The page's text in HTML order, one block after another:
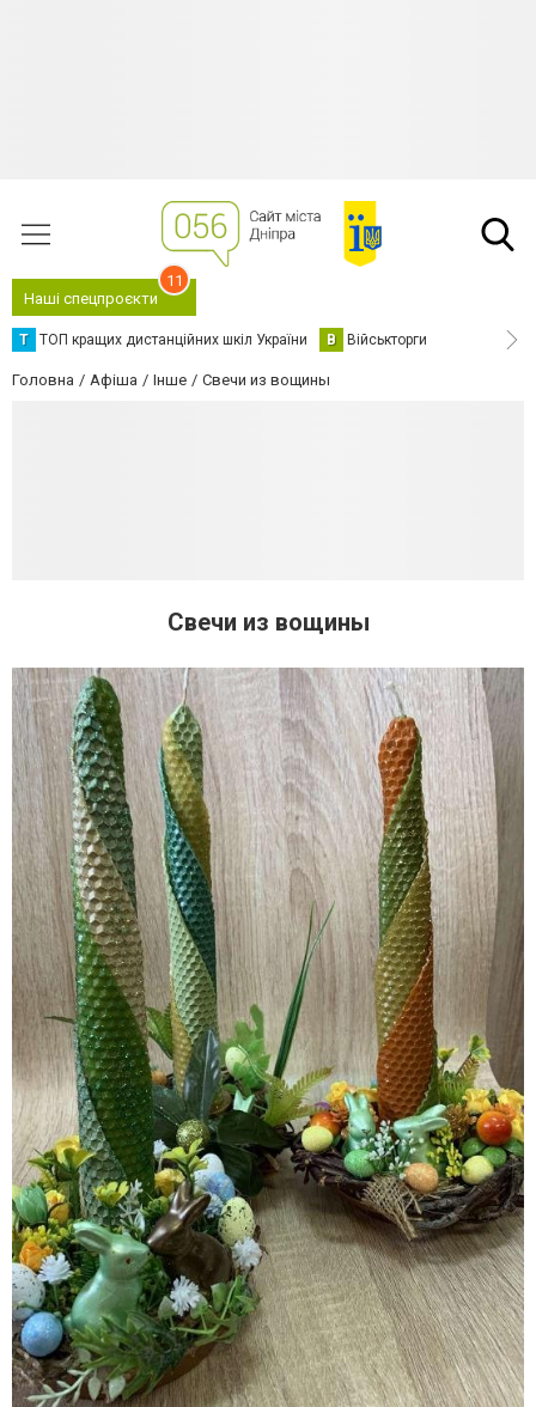
Наші спецпроєкти
11
Т ТОП кращих дистанційних шкіл України В Військторги
Головна Афіша Інше Свечи из вощины
Свечи из вощины